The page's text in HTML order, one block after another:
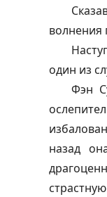
волнения
один из
Фэн
назад